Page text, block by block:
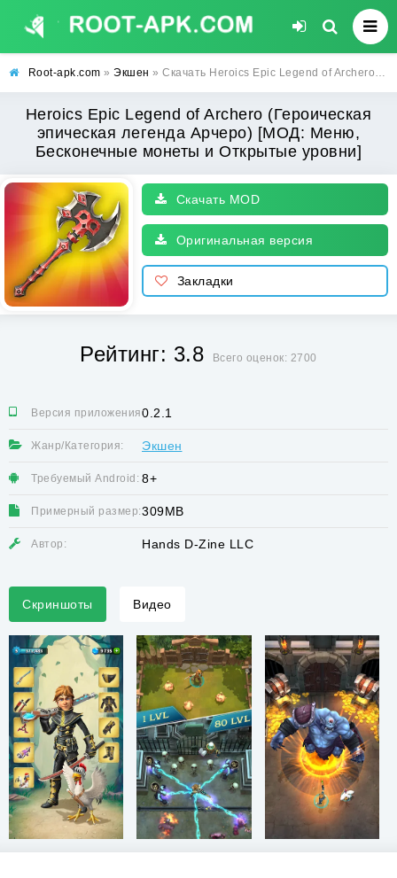
Root-apk.com » Экшен » Скачать Heroics Epic Legend of Archero (Героическая эпическая легенда Арчеро) [МОД: Меню, Бесконечные монеты и Открытые уровни] | Взлом Heroics Epic Legend of Archero на Андроид
Heroics Epic Legend of Archero (Героическая
эпическая легенда Арчеро) [МОД: Меню,
Бесконечные монеты и Открытые уровни]
Скачать MOD
Оригинальная версия
Закладки
Рейтинг: 3.8 Всего оценок: 2700
Версия приложения:0.2.1
Жанр/Категория: Экшен
Требуемый Android: 8+
Примерный размер:309MB
Автор: Hands D-Zine LLC
Скриншоты Видео